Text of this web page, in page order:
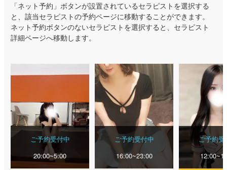
「ネット予約」ボタンが設置されているセラピストを選択する
と、該当セラピストの予約ページに移動することができます。
ネット予約ボタンのないセラピストを選択すると、セラピスト
詳細ページへ移動します。
ご予約受付中
20:00~5:00
ご予約受付中
16:00~23:00
ご予約